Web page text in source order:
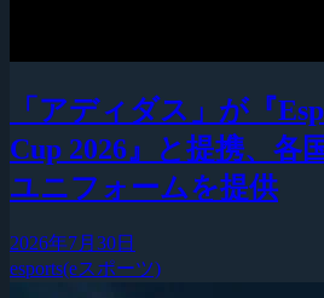
「アディダス」が『
Cup 2026』と提携、各
ユニフォームを提供
2026年7月30日
esports(eスポーツ)